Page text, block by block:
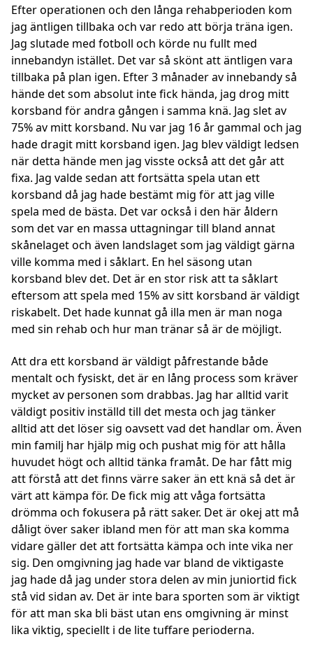
Efter operationen och den långa rehabperioden kom
jag äntligen tillbaka och var redo att börja träna igen.
Jag slutade med fotboll och körde nu fullt med
innebandyn istället. Det var så skönt att äntligen vara
tillbaka på plan igen. Efter 3 månader av innebandy så
hände det som absolut inte fick hända, jag drog mitt
korsband för andra gången i samma knä. Jag slet av
75% av mitt korsband. Nu var jag 16 år gammal och jag
hade dragit mitt korsband igen. Jag blev väldigt ledsen
när detta hände men jag visste också att det går att
fixa. Jag valde sedan att fortsätta spela utan ett
korsband då jag hade bestämt mig för att jag ville
spela med de bästa. Det var också i den här åldern
som det var en massa uttagningar till bland annat
skånelaget och även landslaget som jag väldigt gärna
ville komma med i såklart. En hel säsong utan
korsband blev det. Det är en stor risk att ta såklart
eftersom att spela med 15% av sitt korsband är väldigt
riskabelt. Det hade kunnat gå illa men är man noga
med sin rehab och hur man tränar så är de möjligt.
Att dra ett korsband är väldigt påfrestande både
mentalt och fysiskt, det är en lång process som kräver
mycket av personen som drabbas. Jag har alltid varit
väldigt positiv inställd till det mesta och jag tänker
alltid att det löser sig oavsett vad det handlar om. Även
min familj har hjälp mig och pushat mig för att hålla
huvudet högt och alltid tänka framåt. De har fått mig
att förstå att det finns värre saker än ett knä så det är
värt att kämpa för. De fick mig att våga fortsätta
drömma och fokusera på rätt saker. Det är okej att må
dåligt över saker ibland men för att man ska komma
vidare gäller det att fortsätta kämpa och inte vika ner
sig. Den omgivning jag hade var bland de viktigaste
jag hade då jag under stora delen av min juniortid fick
stå vid sidan av. Det är inte bara sporten som är viktigt
för att man ska bli bäst utan ens omgivning är minst
lika viktig, speciellt i de lite tuffare perioderna.